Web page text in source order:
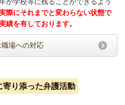
が学校等に残ることができるよう
際にそれまでと変わらない状態で
績を有しております。
場への対応
寄り添った弁護活動